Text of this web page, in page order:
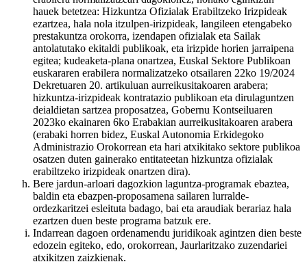
hauek betetzea: Hizkuntza Ofizialak Erabiltzeko Irizpideak
ezartzea, hala nola itzulpen-irizpideak, langileen etengabeko
prestakuntza orokorra, izendapen ofizialak eta Sailak
antolatutako ekitaldi publikoak, eta irizpide horien jarraipena
egitea; kudeaketa-plana onartzea, Euskal Sektore Publikoan
euskararen erabilera normalizatzeko otsailaren 22ko 19/2024
Dekretuaren 20. artikuluan aurreikusitakoaren arabera;
hizkuntza-irizpideak kontratazio publikoan eta dirulaguntzen
deialdietan sartzea proposatzea, Gobernu Kontseiluaren
2023ko ekainaren 6ko Erabakian aurreikusitakoaren arabera
(erabaki horren bidez, Euskal Autonomia Erkidegoko
Administrazio Orokorrean eta hari atxikitako sektore publikoa
osatzen duten gainerako entitateetan hizkuntza ofizialak
erabiltzeko irizpideak onartzen dira).
Bere jardun-arloari dagozkion laguntza-programak ebaztea,
baldin eta ebazpen-proposamena sailaren lurralde-
ordezkaritzei esleituta badago, bai eta araudiak berariaz hala
ezartzen duen beste programa batzuk ere.
Indarrean dagoen ordenamendu juridikoak agintzen dien beste
edozein egiteko, edo, orokorrean, Jaurlaritzako zuzendariei
atxikitzen zaizkienak.